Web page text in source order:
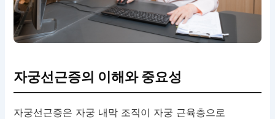
자궁선근증의 이해와 중요성
자궁선근증은 자궁 내막 조직이 자궁 근육층으로